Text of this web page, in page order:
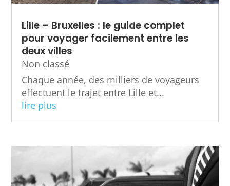
Lille – Bruxelles : le guide complet
pour voyager facilement entre les
deux villes
Non classé
Chaque année, des milliers de voyageurs
effectuent le trajet entre Lille et...
lire plus